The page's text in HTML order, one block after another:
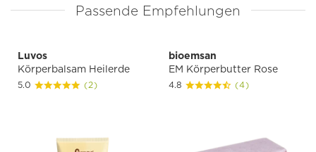
Passende Empfehlungen
Luvos
Körperbalsam Heilerde
5.0 (2)
bioemsan
EM Körperbutter Rose
4.8 (4)